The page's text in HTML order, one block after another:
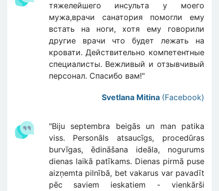
тяжелейшего инсульта у моего
мужа,врачи санатория помогли ему
встать на ноги, хотя ему говорили
другие врачи что будет лежать на
кровати. Действительно компетентные
специалисты. Вежливый и отзывчивый
персонал. Спасибо вам!"
Svetlana Mitina (Facebook)
"Biju septembra beigās un man patika
viss. Personāls atsaucīgs, procedūras
burvīgas, ēdināšana ideāla, nogurums
dienas laikā patīkams. Dienas pirmā puse
aizņemta pilnībā, bet vakarus var pavadīt
pēc saviem ieskatiem - vienkārši